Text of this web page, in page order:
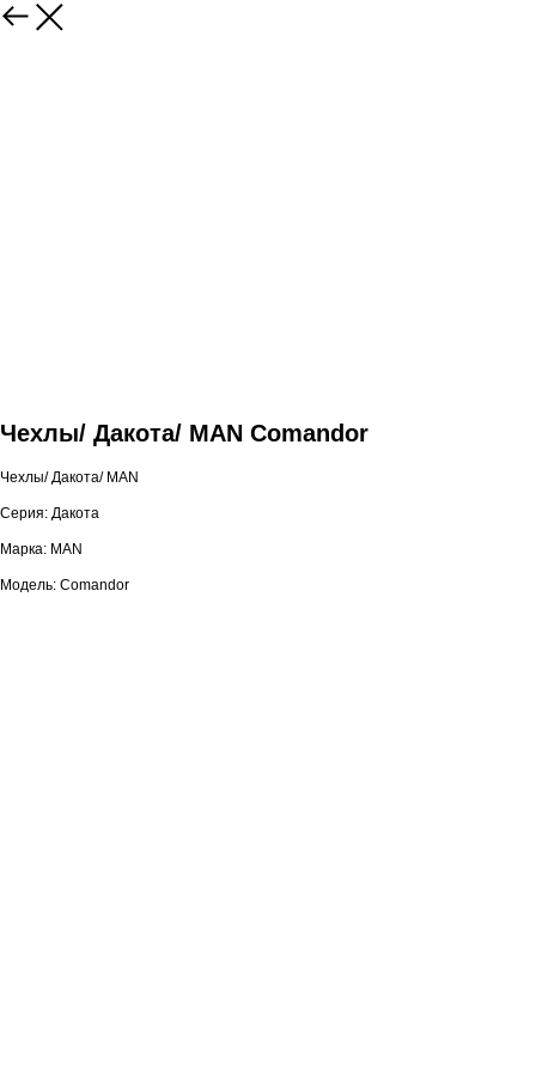
Чехлы/ Дакота/ MAN Comandor
Чехлы/ Дакота/ MAN
Серия: Дакота
Марка: MAN
Модель: Comandor